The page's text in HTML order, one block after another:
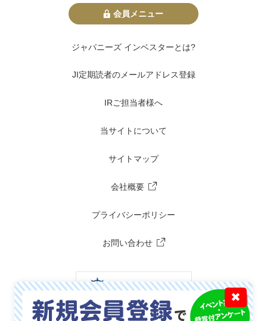
会員メニュー
ジャパニーズ インベスターとは?
JI定期読者のメールアドレス登録
IRご担当者様へ
当サイトについて
サイトマップ
会社概要
プライバシーポリシー
お問い合わせ
✖